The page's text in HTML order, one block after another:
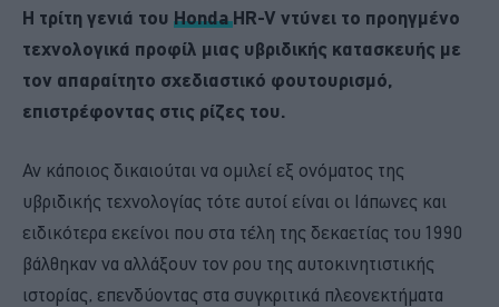
Η τρίτη γενιά του HondaHR-V ντύνει το προηγμένο
τεχνολογικά προφίλ μιας υβριδικής κατασκευής με
τον απαραίτητο σχεδιαστικό φουτουρισμό,
επιστρέφοντας στις ρίζες του.
Αν κάποιος δικαιούται να ομιλεί εξ ονόματος της
υβριδικής τεχνολογίας τότε αυτοί είναι οι Ιάπωνες και
ειδικότερα εκείνοι που στα τέλη της δεκαετίας του 1990
βάλθηκαν να αλλάξουν τον ρου της αυτοκινητιστικής
ιστορίας, επενδύοντας στα συγκριτικά πλεονεκτήματα